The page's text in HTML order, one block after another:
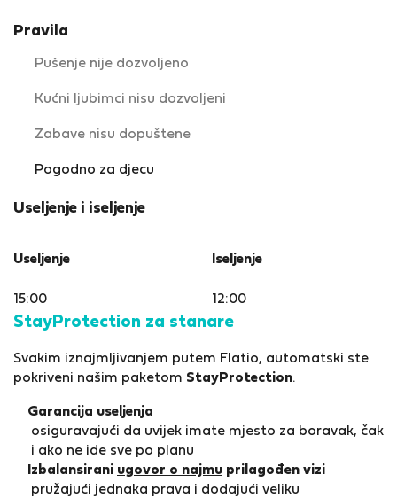
Pravila
Pušenje nije dozvoljeno
Kućni ljubimci nisu dozvoljeni
Zabave nisu dopuštene
Pogodno za djecu
Useljenje i iseljenje
Useljenje
15:00
Iseljenje
12:00
StayProtection za stanare
Svakim iznajmljivanjem putem Flatio, automatski ste
pokriveni našim paketom StayProtection.
Garancija useljenja
osiguravajući da uvijek imate mjesto za boravak, čak
i ako ne ide sve po planu
Izbalansirani ugovor o najmu prilagođen vizi
pružajući jednaka prava i dodajući veliku